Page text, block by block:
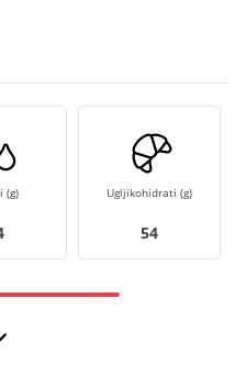
(g) Ugljikohidrati (g)
54